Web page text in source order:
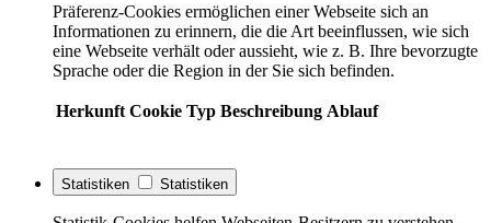
Präferenz-Cookies ermöglichen einer Webseite sich an
Informationen zu erinnern, die die Art beeinflussen, wie sich
eine Webseite verhält oder aussieht, wie z. B. Ihre bevorzugte
Sprache oder die Region in der Sie sich befinden.
Herkunft Cookie Typ Beschreibung Ablauf
Statistiken Statistiken